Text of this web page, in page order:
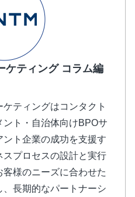
ケティング コラム編
ケティングはコンタクト
ト・自治体向けBPOサ
ト企業の成功を支援す
スプロセスの設計と実行
様のニーズに合わせた
長期的なパートナーシ